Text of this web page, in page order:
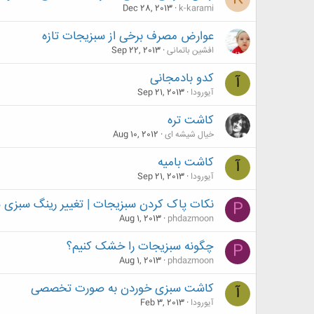
k-karami
Dec 28, 2013
عوارض مصرف برخی از سبزیجات تازه
افشین باتمانی Sep 22, 2013
آ کدو بادمجانی
آیورودا Sep 21, 2013
کاشت تره
خیال شیشه ای Aug 10, 2012
آ کاشت بامیه
آیورودا Sep 21, 2013
P نکات پاک کردن سبزیجات | تغییر رینگ سبزی
phdazmoon
Aug 1, 2013
P چگونه سبزیجات را خشک کنیم؟
phdazmoon
Aug 1, 2013
آ کاشت سبزی خوردن به صورت تخصصی
آیورودا Feb 3, 2013